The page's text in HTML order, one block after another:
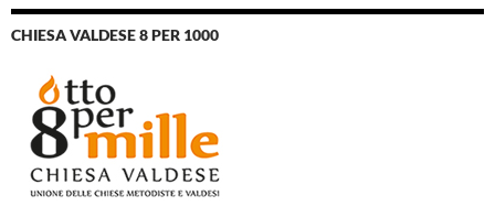
CHIESA VALDESE 8 PER 1000